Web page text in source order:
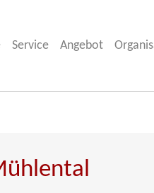
Service Angebot